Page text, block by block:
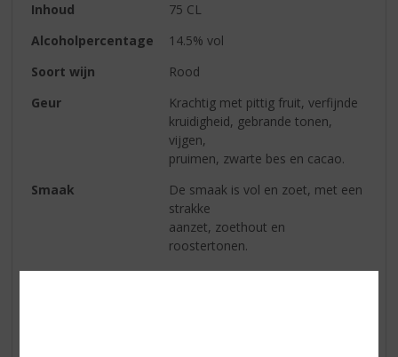
Inhoud
75 CL
Alcoholpercentage
14.5% vol
Soort wijn
Rood
Geur
Krachtig met pittig fruit, verfijnde
kruidigheid, gebrande tonen,
vijgen,
pruimen, zwarte bes en cacao.
Smaak
De smaak is vol en zoet, met een
strakke
aanzet, zoethout en
roostertonen.